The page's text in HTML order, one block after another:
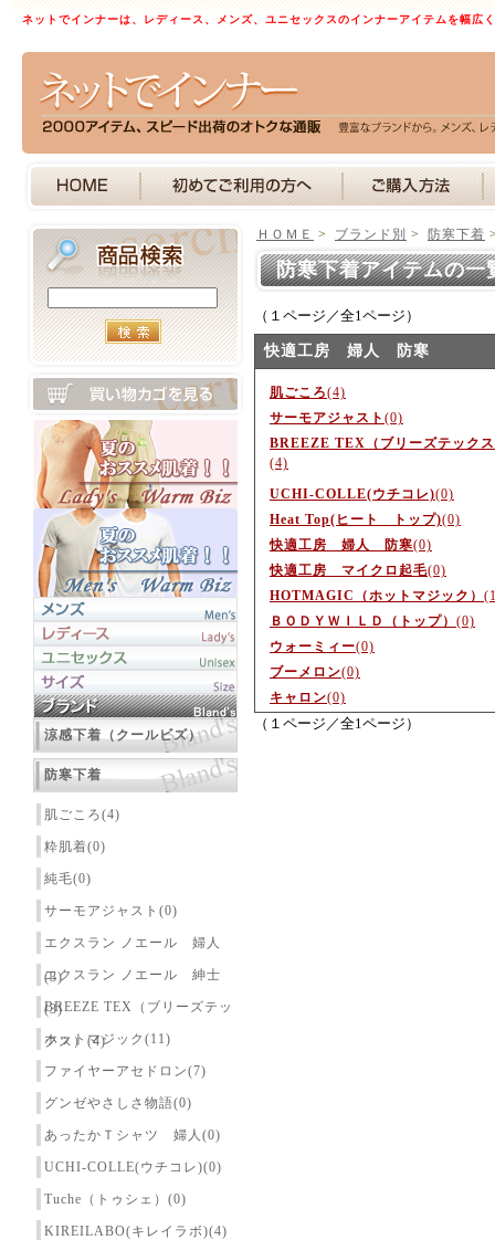
ネットでインナーは、レディース、メンズ、ユニセックスのインナーアイテムを幅広
涼感下着（クールビズ）
防寒下着
肌ごころ(4)
粋肌着(0)
純毛(0)
サーモアジャスト(0)
エクスラン ノエール 婦人
(3)
エクスラン ノエール 紳士
(3)
BREEZE TEX（ブリーズテッ
クス）(4)
ホットマジック(11)
ファイヤーアセドロン(7)
グンゼやさしさ物語(0)
あったかＴシャツ 婦人(0)
UCHI-COLLE(ウチコレ)(0)
Tuche（トゥシェ）(0)
KIREILABO(キレイラボ)(4)
ＨＯＭＥ > ブランド別 > 防寒下着
防寒下着アイテムの
（１ページ／全1ページ）
快適工房 婦人 防寒
肌ごころ(4)
サーモアジャスト (0)
BREEZE TEX（ブリーズテック
(4)
UCHI-COLLE(ウチコレ)(0)
Heat Top(ヒート トップ)(0)
快適工房 婦人 防寒(0)
快適工房 マイクロ起毛(0)
HOTMAGIC（ホットマジック）
ＢＯＤＹＷＩＬＤ（トップ） (0)
ウォーミィー(0)
ブーメロン(0)
キャロン(0)
（１ページ／全1ページ）